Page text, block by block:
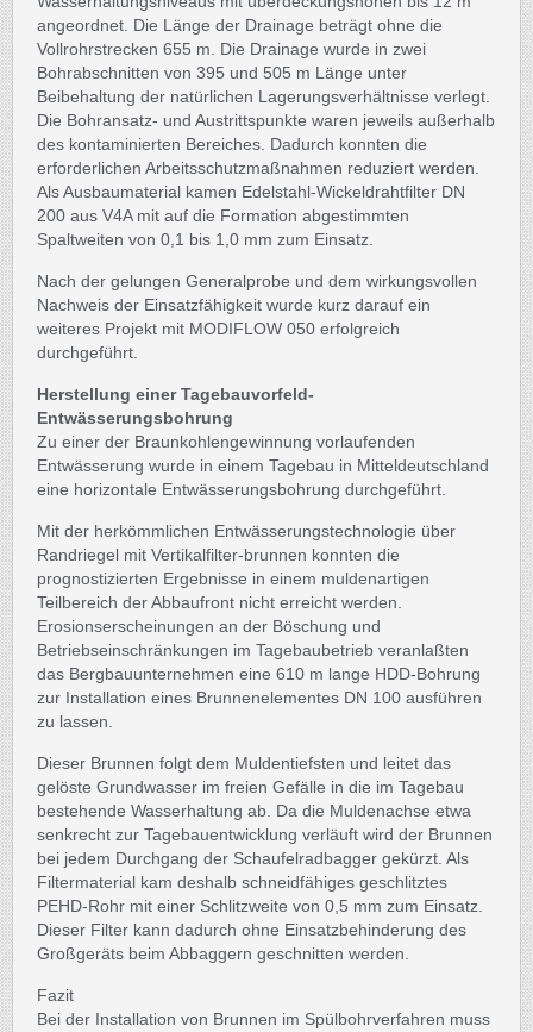
angeordnet. Die Länge der Drainage beträgt ohne die
Vollrohrstrecken 655 m. Die Drainage wurde in zwei
Bohrabschnitten von 395 und 505 m Länge unter
Beibehaltung der natürlichen Lagerungsverhältnisse verlegt.
Die Bohransatz- und Austrittspunkte waren jeweils außerhalb
des kontaminierten Bereiches. Dadurch konnten die
erforderlichen Arbeitsschutzmaßnahmen reduziert werden.
Als Ausbaumaterial kamen Edelstahl-Wickeldrahtfilter DN
200 aus V4A mit auf die Formation abgestimmten
Spaltweiten von 0,1 bis 1,0 mm zum Einsatz.
Nach der gelungen Generalprobe und dem wirkungsvollen
Nachweis der Einsatzfähigkeit wurde kurz darauf ein
weiteres Projekt mit MODIFLOW 050 erfolgreich
durchgeführt.
Herstellung einer Tagebauvorfeld-
Entwässerungsbohrung
Zu einer der Braunkohlengewinnung vorlaufenden
Entwässerung wurde in einem Tagebau in Mitteldeutschland
eine horizontale Entwässerungsbohrung durchgeführt.
Mit der herkömmlichen Entwässerungstechnologie über
Randriegel mit Vertikalfilter-brunnen konnten die
prognostizierten Ergebnisse in einem muldenartigen
Teilbereich der Abbaufront nicht erreicht werden.
Erosionserscheinungen an der Böschung und
Betriebseinschränkungen im Tagebaubetrieb veranlaßten
das Bergbauunternehmen eine 610 m lange HDD-Bohrung
zur Installation eines Brunnenelementes DN 100 ausführen
zu lassen.
Dieser Brunnen folgt dem Muldentiefsten und leitet das
gelöste Grundwasser im freien Gefälle in die im Tagebau
bestehende Wasserhaltung ab. Da die Muldenachse etwa
senkrecht zur Tagebauentwicklung verläuft wird der Brunnen
bei jedem Durchgang der Schaufelradbagger gekürzt. Als
Filtermaterial kam deshalb schneidfähiges geschlitztes
PEHD-Rohr mit einer Schlitzweite von 0,5 mm zum Einsatz.
Dieser Filter kann dadurch ohne Einsatzbehinderung des
Großgeräts beim Abbaggern geschnitten werden.
Fazit
Bei der Installation von Brunnen im Spülbohrverfahren muss